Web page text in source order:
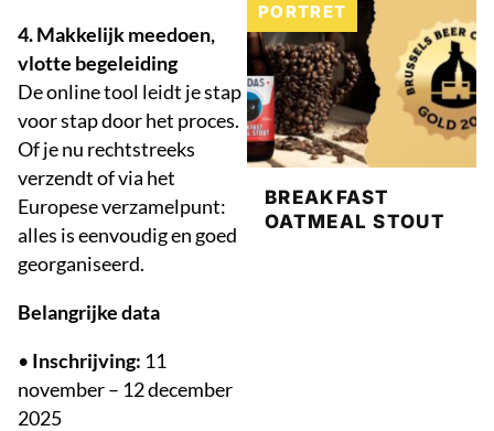
4. Makkelijk meedoen,
vlotte begeleiding
De online tool leidt je stap
voor stap door het proces.
Of je nu rechtstreeks
verzendt of via het
Europese verzamelpunt:
alles is eenvoudig en goed
georganiseerd.
Belangrijke data
• Inschrijving: 11
november – 12 december
2025
PORTRET
BREAKFAST
OATMEAL STOUT